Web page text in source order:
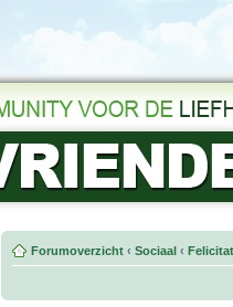
Forumoverzicht ‹ Sociaal ‹